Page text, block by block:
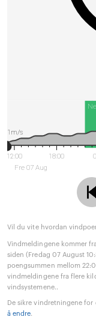
12:00
Fre 07 Aug
18:00
1m/s
Vil du vite hvordan
Vindmeldingene kommer
siden (Fredag 07 August
poengsummen mellom
vindmeldingene fra flere
vindsystemene..
De sikre vindretningene
å endre.